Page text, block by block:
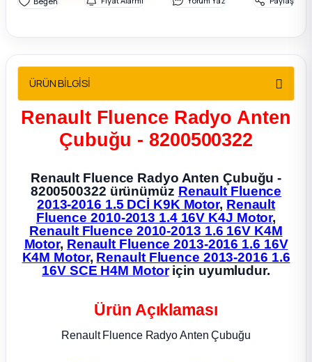
Sedan
Parça
ÜRÜN BİLGİSİ
Renault Fluence Radyo Anten
Çubuğu - 8200500322
Renault Fluence Radyo Anten Çubuğu -
8200500322 ürünümüz Renault Fluence
2013-2016 1.5 DCİ K9K Motor, Renault
Fluence 2010-2013 1.4 16V K4J Motor,
Renault Fluence 2010-2013 1.6 16V K4M
Motor, Renault Fluence 2013-2016 1.6 16V
K4M Motor, Renault Fluence 2013-2016 1.6
16V SCE H4M Motoriçin uyumludur.
Ürün Açıklaması
Renault Fluence Radyo Anten Çubuğu